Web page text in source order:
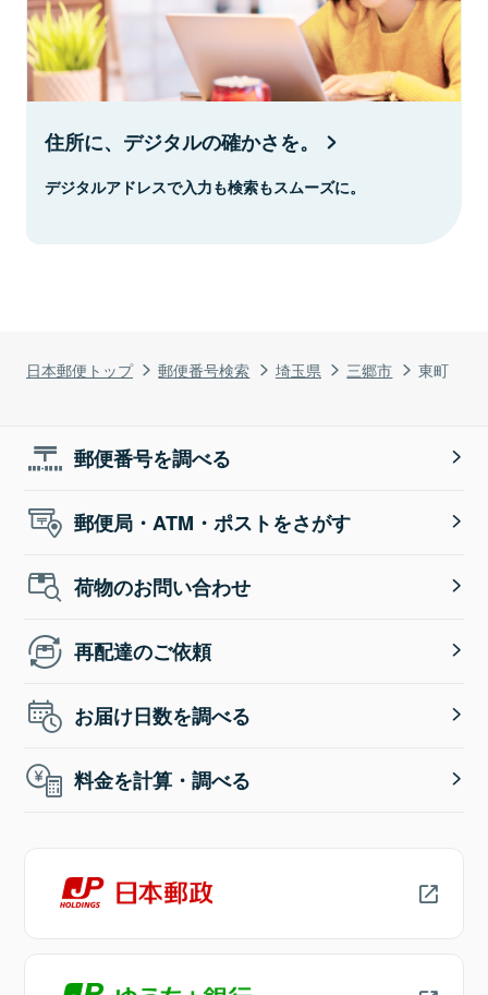
日本郵便トップ 郵便番号検索 埼玉県 三郷市 東町
住所に、デジタルの確かさを。
デジタルアドレスで入力も検索もスムーズに。
郵便番号を調べる
郵便局・ATM・ポストをさがす
荷物のお問い合わせ
再配達のご依頼
お届け日数を調べる
料金を計算・調べる